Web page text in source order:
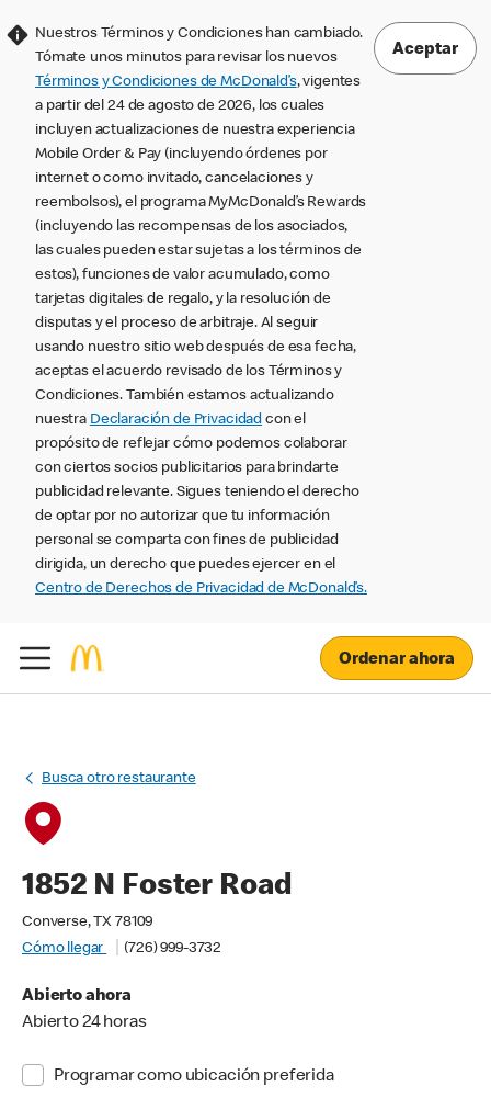
Nuestros Términos y Condiciones han cambiado.
Tómate unos minutos para revisar los nuevos
Términos y Condiciones de McDonald’s, vigentes
a partir del 24 de agosto de 2026, los cuales
incluyen actualizaciones de nuestra experiencia
Mobile Order & Pay (incluyendo órdenes por
internet o como invitado, cancelaciones y
reembolsos), el programa MyMcDonald’s Rewards
(incluyendo las recompensas de los asociados,
las cuales pueden estar sujetas a los términos de
estos), funciones de valor acumulado, como
tarjetas digitales de regalo, y la resolución de
disputas y el proceso de arbitraje. Al seguir
usando nuestro sitio web después de esa fecha,
aceptas el acuerdo revisado de los Términos y
Condiciones. También estamos actualizando
nuestra Declaración de Privacidad con el
propósito de reflejar cómo podemos colaborar
con ciertos socios publicitarios para brindarte
publicidad relevante. Sigues teniendo el derecho
de optar por no autorizar que tu información
personal se comparta con fines de publicidad
dirigida, un derecho que puedes ejercer en el
Centro de Derechos de Privacidad de McDonald’s.
Aceptar
Ordenar ahora
Busca otro restaurante
1852 N Foster Road
Converse, TX 78109
Cómo llegar
(726) 999-3732
Abierto ahora
Abierto 24 horas
Programar como ubicación preferida